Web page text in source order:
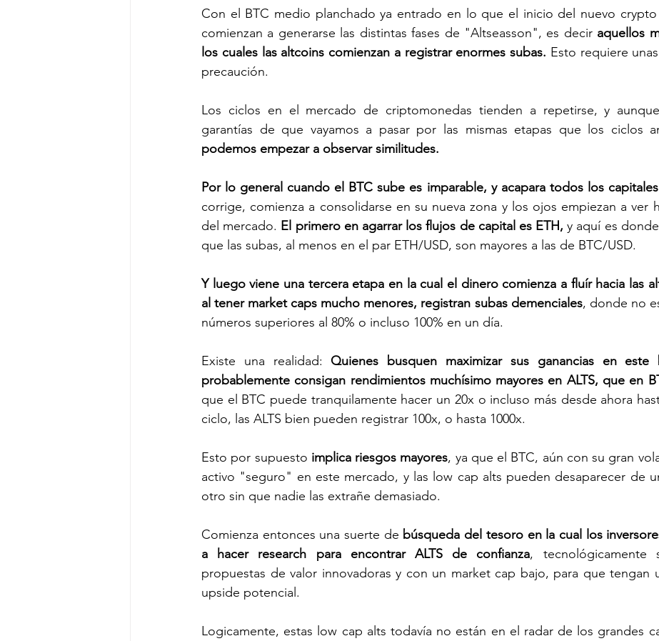
Con el BTC medio planchado ya entrado en lo que el inicio del nuevo
comienzan a generarse las distintas fases de "Altseasson", es decir aquellos
los cuales las altcoins comienzan a registrar enormes subas. Esto requiere
precaución.
Los ciclos en el mercado de criptomonedas tienden a repetirse, y
garantías de que vayamos a pasar por las mismas etapas que los ciclos
podemos empezar a observar similitudes.
Por lo general cuando el BTC sube es imparable, y acapara todos los capitales
corrige, comienza a consolidarse en su nueva zona y los ojos empiezan a ver
del mercado. El primero en agarrar los flujos de capital es ETH, y aquí es
que las subas, al menos en el par ETH/USD, son mayores a las de BTC/USD.
Y luego viene una tercera etapa en la cual el dinero comienza a fluír hacia las
al tener market caps mucho menores, registran subas demenciales, donde no
números superiores al 80% o incluso 100% en un día.
Existe una realidad: Quienes busquen maximizar sus ganancias en este
probablemente consigan rendimientos muchísimo mayores en ALTS, que en
que el BTC puede tranquilamente hacer un 20x o incluso más desde ahora
ciclo, las ALTS bien pueden registrar 100x, o hasta 1000x.
Esto por supuesto implica riesgos mayores, ya que el BTC, aún con su gran
activo "seguro" en este mercado, y las low cap alts pueden desaparecer de
otro sin que nadie las extrañe demasiado.
Comienza entonces una suerte de búsqueda del tesoro en la cual los
a hacer research para encontrar ALTS de confianza, tecnológicamente
propuestas de valor innovadoras y con un market cap bajo, para que tengan
upside potencial.
Logicamente, estas low cap alts todavía no están en el radar de los grandes